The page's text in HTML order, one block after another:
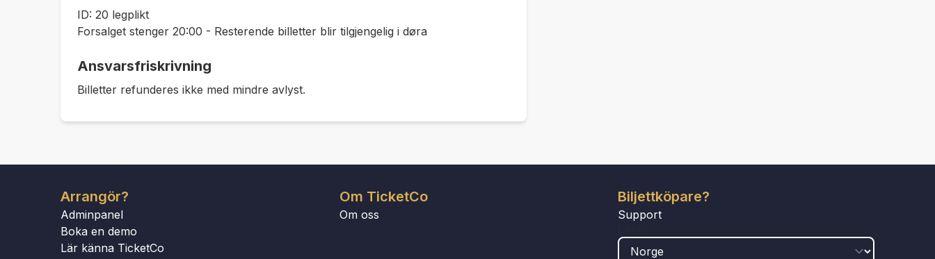
ID: 20 legplikt
Forsalget stenger 20:00 - Resterende billetter blir tilgjengelig i døra
Ansvarsfriskrivning
Billetter refunderes ikke med mindre avlyst.
Arrangör?
Adminpanel
Boka en demo
Lär känna TicketCo
Om TicketCo
Om oss
Biljettköpare?
Support